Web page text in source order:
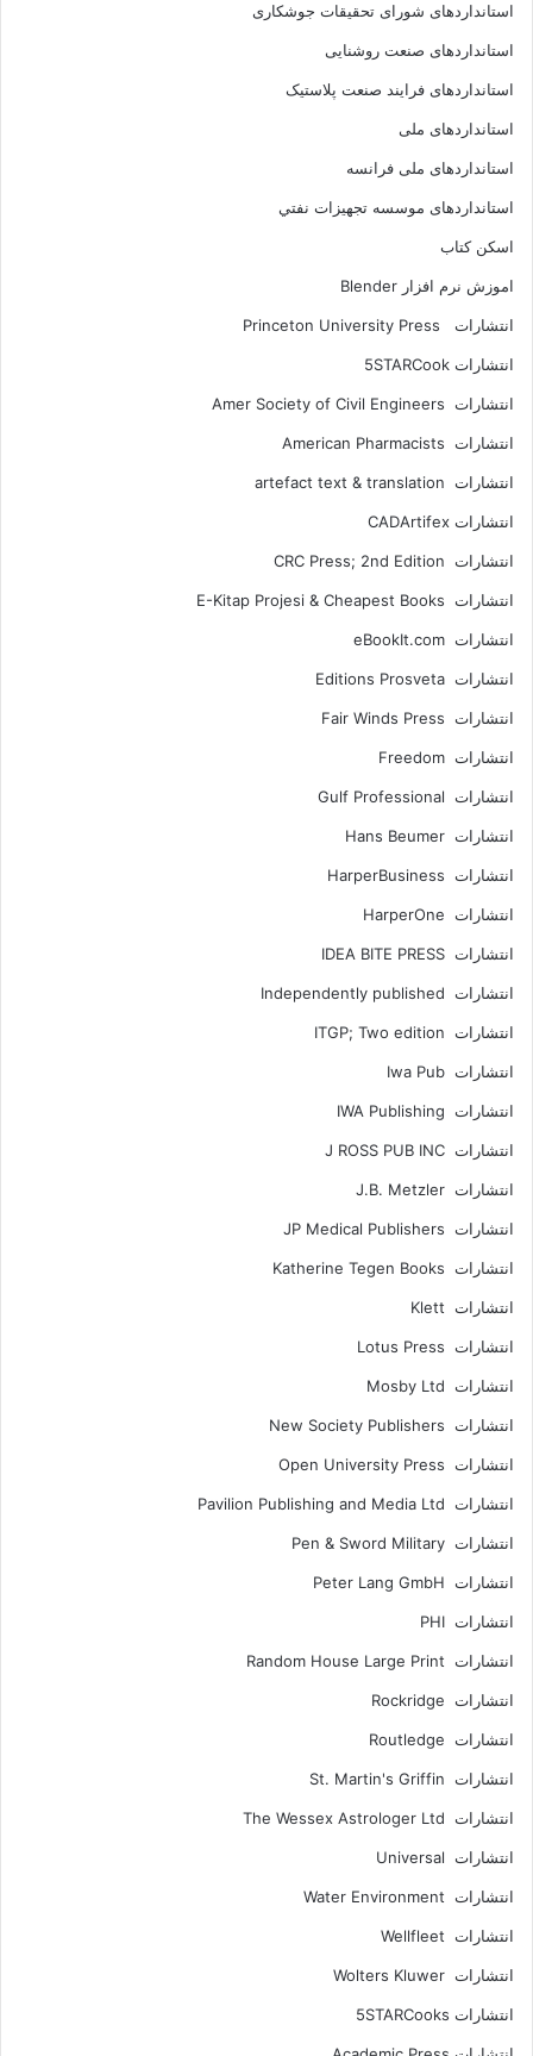
استانداردهای شورای تحقیقات جوشکاری
استانداردهای صنعت روشنایی
استانداردهای فرايند صنعت پلاستيک
استانداردهای ملی
استانداردهای ملی فرانسه
استانداردهای موسسه تجهيزات نفتي
اسکن کتاب
اموزش نرم افزار Blender
انتشارات Princeton University Press
انتشارات ‎ 5STARCook
انتشارات Amer Society of Civil Engineers
انتشارات American Pharmacists
انتشارات artefact text & translation
انتشارات ‎ CADArtifex
انتشارات CRC Press; 2nd Edition
انتشارات E-Kitap Projesi & Cheapest Books
انتشارات eBookIt.com
انتشارات Editions Prosveta
انتشارات Fair Winds Press
انتشارات Freedom
انتشارات Gulf Professional
انتشارات Hans Beumer
انتشارات HarperBusiness
انتشارات HarperOne
انتشارات IDEA BITE PRESS
انتشارات Independently published
انتشارات ITGP; Two edition
انتشارات Iwa Pub
انتشارات IWA Publishing
انتشارات J ROSS PUB INC
انتشارات J.B. Metzler
انتشارات JP Medical Publishers
انتشارات Katherine Tegen Books
انتشارات Klett
انتشارات Lotus Press
انتشارات Mosby Ltd
انتشارات New Society Publishers
انتشارات Open University Press
انتشارات Pavilion Publishing and Media Ltd
انتشارات Pen & Sword Military
انتشارات Peter Lang GmbH
انتشارات PHI
انتشارات Random House Large Print
انتشارات Rockridge
انتشارات Routledge
انتشارات St. Martin's Griffin
انتشارات The Wessex Astrologer Ltd
انتشارات Universal
انتشارات Water Environment
انتشارات Wellfleet
انتشارات Wolters Kluwer
انتشارات 5STARCooks